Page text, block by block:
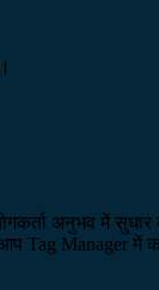
अनुभव में
Tag Manager में